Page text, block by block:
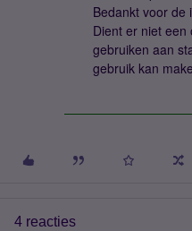
Bedankt voor de
Dient er niet
gebruiken aan
gebruik kan
4 reacties